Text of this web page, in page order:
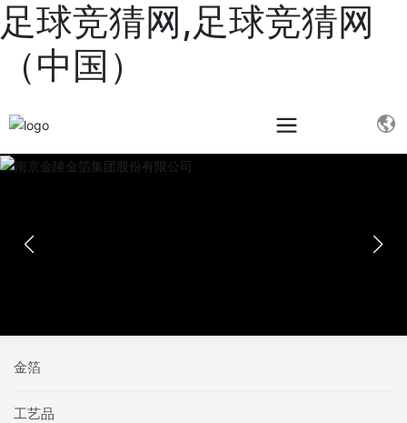
足球竞猜网,足球竞猜网
（中国）
金箔
工艺品